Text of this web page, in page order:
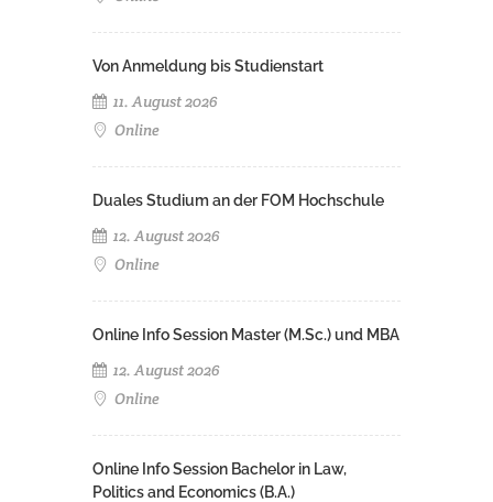
Von Anmeldung bis Studienstart
11. August 2026
Online
Duales Studium an der FOM Hochschule
12. August 2026
Online
Online Info Session Master (M.Sc.) und MBA
12. August 2026
Online
Online Info Session Bachelor in Law,
Politics and Economics (B.A.)